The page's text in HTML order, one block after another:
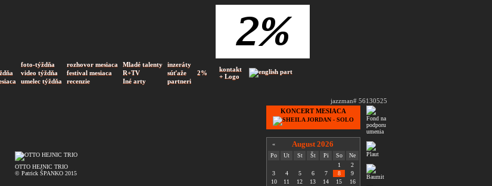
foto-týždňa rozhovor mesiaca Mladé talenty
inzeráty
2%
kontakt
+ Logo
video týždňa festival mesiaca R+TV
súťaže
umelec týždňa recenzie Iné arty partneri
jazzman# 56130525
OTTO HEJNIC TRIO
© Patrick ŠPANKO 2015
KONCERT MESIACA
« August 2026
Po Ut St Št Pi So
Ne
1
2
3
4 5 6 7 8
9
10
11 12 13 14 15
16